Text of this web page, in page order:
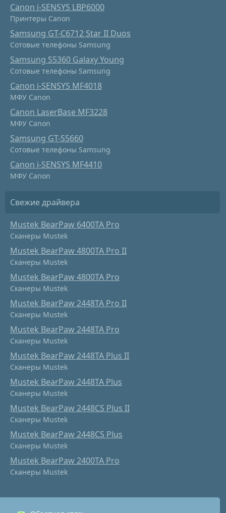
Canon i-SENSYS LBP6000
Принтеры Canon
Samsung GT-C6712 Star II Duos
Сотовые телефоны Samsung
Samsung S5360 Galaxy Young
Сотовые телефоны Samsung
Canon i-SENSYS MF4018
МФУ Canon
Canon LaserBase MF3228
МФУ Canon
Samsung GT-S5660
Сотовые телефоны Samsung
Canon i-SENSYS MF4410
МФУ Canon
Свежие драйвера
Mustek BearPaw 6400TA Pro
Сканеры Mustek
Mustek BearPaw 4800TA Pro II
Сканеры Mustek
Mustek BearPaw 4800TA Pro
Сканеры Mustek
Mustek BearPaw 2448TA Pro II
Сканеры Mustek
Mustek BearPaw 2448TA Pro
Сканеры Mustek
Mustek BearPaw 2448TA Plus II
Сканеры Mustek
Mustek BearPaw 2448TA Plus
Сканеры Mustek
Mustek BearPaw 2448CS Plus II
Сканеры Mustek
Mustek BearPaw 2448CS Plus
Сканеры Mustek
Mustek BearPaw 2400TA Pro
Сканеры Mustek